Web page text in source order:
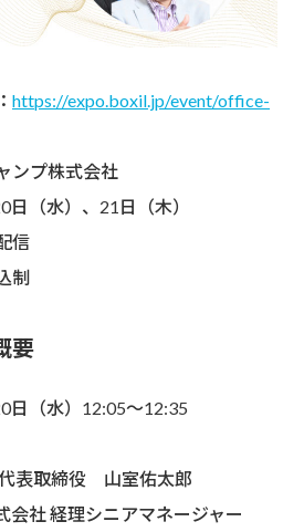
https://expo.boxil.jp/event/office-
ンプ株式会社
（水）、21日（木）
信
制
要
（水）12:05～12:35
表取締役 山室佑太郎
会社 経理シニアマネージャー